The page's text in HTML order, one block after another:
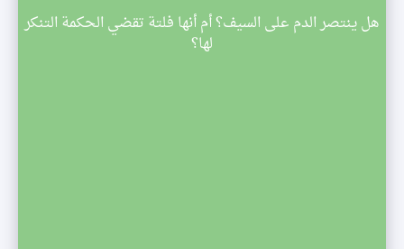
هل ينتصر الدم على السيف؟ أم أنها فلتة تقضي الحكمة التنكر
لها؟